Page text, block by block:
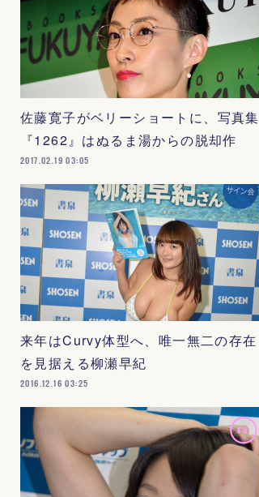
佐藤寛子がベリーショートに、写真集
『1262』はぬるま湯からの脱却作
2017.02.19 03:05
来年はCurvy体型へ、唯一無二の存在
を見据える柳瀬早紀
2016.12.16 03:25